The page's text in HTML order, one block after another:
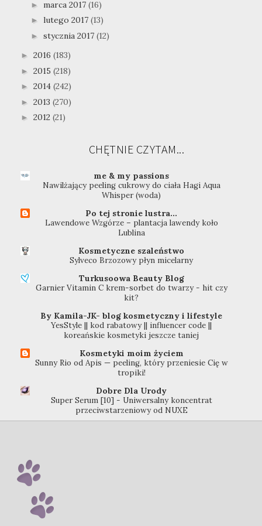
► marca 2017 (16)
► lutego 2017 (13)
► stycznia 2017 (12)
► 2016 (183)
► 2015 (218)
► 2014 (242)
► 2013 (270)
► 2012 (21)
CHĘTNIE CZYTAM...
me & my passions
Nawilżający peeling cukrowy do ciała Hagi Aqua
Whisper (woda)
Po tej stronie lustra...
Lawendowe Wzgórze – plantacja lawendy koło
Lublina
Kosmetyczne szaleństwo
Sylveco Brzozowy płyn micelarny
Turkusoowa Beauty Blog
Garnier Vitamin C krem-sorbet do twarzy - hit czy
kit?
By Kamila-JK- blog kosmetyczny i lifestyle
YesStyle || kod rabatowy || influencer code ||
koreańskie kosmetyki jeszcze taniej
Kosmetyki moim życiem
Sunny Rio od Apis — peeling, który przeniesie Cię w
tropiki!
Dobre Dla Urody
Super Serum [10] - Uniwersalny koncentrat
przeciwstarzeniowy od NUXE